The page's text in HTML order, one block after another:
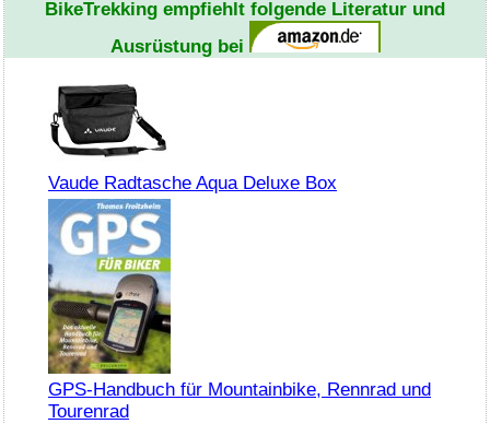
BikeTrekking empfiehlt folgende Literatur und
Ausrüstung bei
Vaude Radtasche Aqua Deluxe Box
GPS-Handbuch für Mountainbike, Rennrad und
Tourenrad